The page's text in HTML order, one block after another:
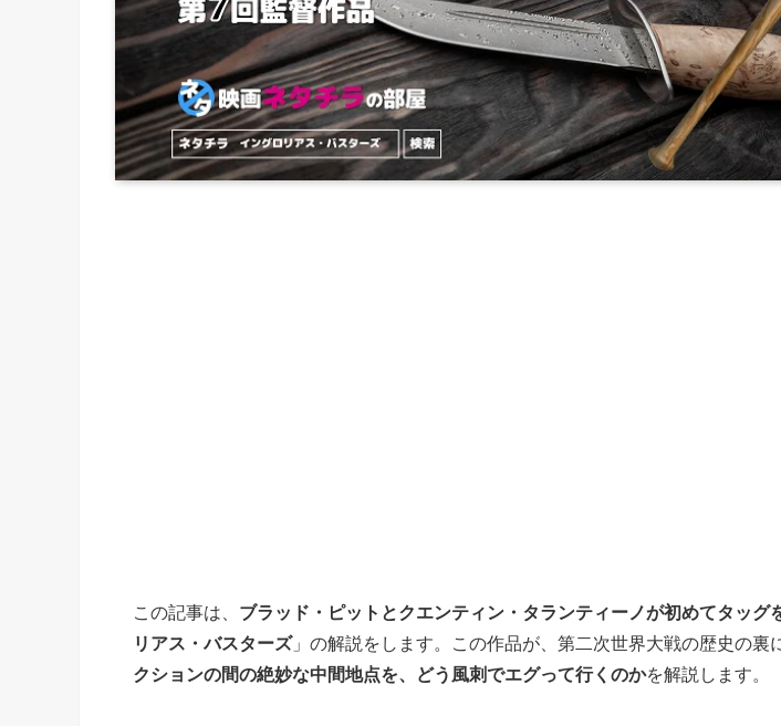
この記事は、 ブラッド・ピットとクエンティン・タランティーノが初めてタッグ
リアス・バスターズ」の解説をします。この作品が、第二次世界大戦の歴史の裏
クションの間の絶妙な中間地点を、どう風刺でエグって行くのかを解説します。